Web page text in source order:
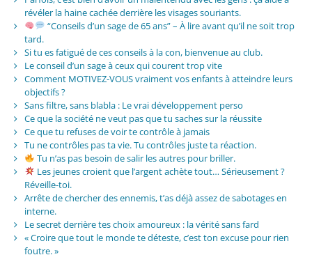
révéler la haine cachée derrière les visages souriants.
“Conseils d’un sage de 65 ans” – À lire avant qu’il ne soit trop
tard.
Si tu es fatigué de ces conseils à la con, bienvenue au club.
Le conseil d’un sage à ceux qui courent trop vite
Comment MOTIVEZ-VOUS vraiment vos enfants à atteindre leurs
objectifs ?
Sans filtre, sans blabla : Le vrai développement perso
Ce que la société ne veut pas que tu saches sur la réussite
Ce que tu refuses de voir te contrôle à jamais
Tu ne contrôles pas ta vie. Tu contrôles juste ta réaction.
Tu n’as pas besoin de salir les autres pour briller.
Les jeunes croient que l’argent achète tout… Sérieusement ?
Réveille-toi.
Arrête de chercher des ennemis, t’as déjà assez de sabotages en
interne.
Le secret derrière tes choix amoureux : la vérité sans fard
« Croire que tout le monde te déteste, c’est ton excuse pour rien
foutre. »